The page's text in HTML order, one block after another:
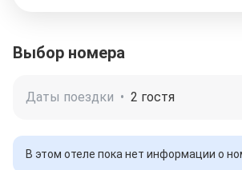
Выбор номера
Даты поездки • 2 гостя
В этом отеле пока нет информации о